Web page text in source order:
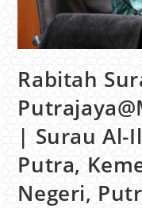
Rabitah
| Surau Al-
Putra,
Negeri,